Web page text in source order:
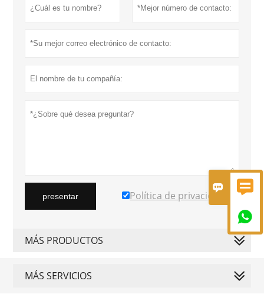
 

presentar Política de privacidad
MÁS PRODUCTOS
MÁS SERVICIOS